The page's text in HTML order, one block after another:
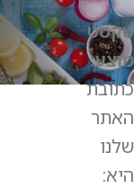
טקסט
מוצע:
כתובת
האתר
שלנו
היא: